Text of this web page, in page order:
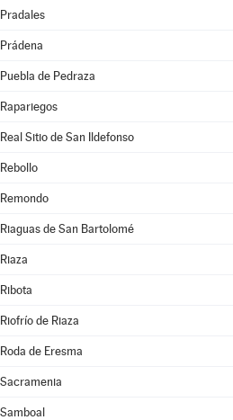
Pradales
Prádena
Puebla de Pedraza
Rapariegos
Real Sitio de San Ildefonso
Rebollo
Remondo
Riaguas de San Bartolomé
Riaza
Ribota
Riofrío de Riaza
Roda de Eresma
Sacramenia
Samboal